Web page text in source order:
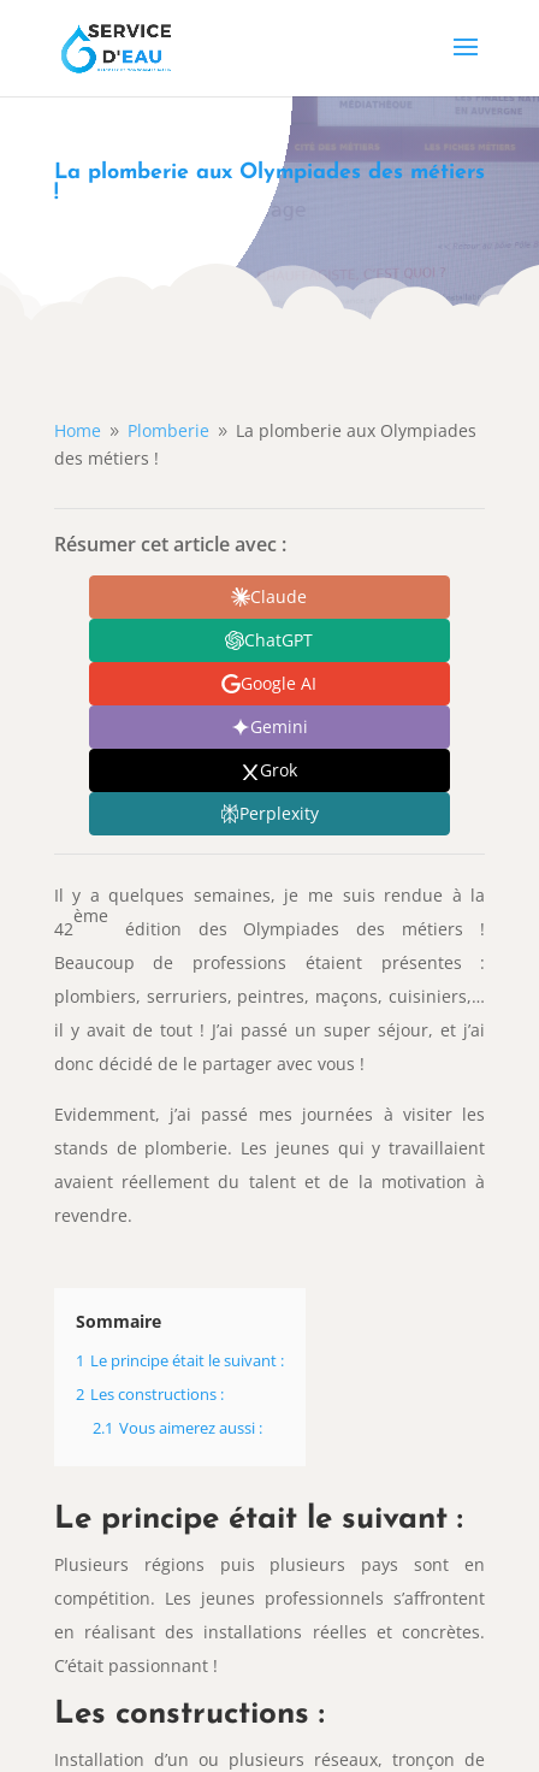
La plomberie aux Olympiades des métiers
!
Home 9 Plomberie 9 La plomberie aux Olympiades
des métiers !
Résumer cet article avec :
Claude
ChatGPT
Google AI
Gemini
Grok
Perplexity
Il y a quelques semaines, je me suis rendue à la
42
ème
édition des Olympiades des métiers !
Beaucoup de professions étaient présentes :
plombiers, serruriers, peintres, maçons, cuisiniers,…
il y avait de tout ! J’ai passé un super séjour, et j’ai
donc décidé de le partager avec vous !
Evidemment, j’ai passé mes journées à visiter les
stands de plomberie. Les jeunes qui y travaillaient
avaient réellement du talent et de la motivation à
revendre.
Sommaire
1 Le principe était le suivant :
2 Les constructions :
2.1 Vous aimerez aussi :
Le principe était le suivant :
Plusieurs régions puis plusieurs pays sont en
compétition. Les jeunes professionnels s’affrontent
en réalisant des installations réelles et concrètes.
C’était passionnant !
Les constructions :
Installation d’un ou plusieurs réseaux, tronçon de